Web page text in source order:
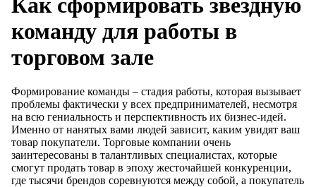
команду для работы в
торговом зале
Формирование команды – стадия работы, которая вызывает
проблемы фактически у всех предпринимателей, несмотря
на всю гениальность и перспективность их бизнес-идей.
Именно от нанятых вами людей зависит, каким увидят ваш
товар покупатели. Торговые компании очень
заинтересованы в талантливых специалистах, которые
смогут продать товар в эпоху жесточайшей конкуренции,
где тысячи брендов соревнуются между собой, а покупатель